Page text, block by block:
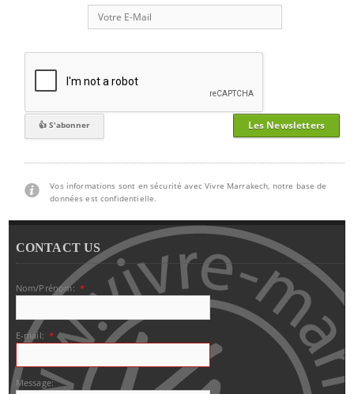
Les Newsletters
Vos informations sont en sécurité avec Vivre Marrakech, notre base de
données est confidentielle.
CONTACT US
Nom/Prénom: *
E-mail: *
Message: